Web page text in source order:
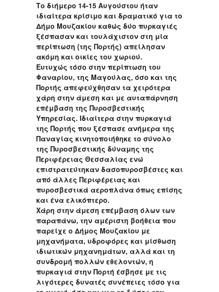
Το διήμερο 14-15 Αυγούστου ήταν
ιδιαίτερα κρίσιμο και δραματικό για το
Δήμο Μουζακίου καθώς δύο πυρκαγιές
ξέσπασαν και τουλάχιστον στη μία
περίπτωση (της Πορτής) απείλησαν
ακόμη και οικίες του χωριού.
Ευτυχώς τόσο στην περίπτωση του
Φαναρίου, της Μαγούλας, όσο και της
Πορτής απεφεύχθησαν τα χειρότερα
χάρη στην άμεση και με αυταπάρνηση
επέμβαση της Πυροσβεστικής
Υπηρεσίας. Ιδιαίτερα στην πυρκαγιά
της Πορτής που ξέσπασε ανήμερα της
Παναγίας κινητοποιήθηκε το σύνολο
της Πυροσβεστικής δύναμης της
Περιφέρειας Θεσσαλίας ενώ
επιστρατεύτηκαν δασοπυροσβέστες και
από άλλες Περιφέρειας και
πυροσβεστικά αεροπλάνα όπως επίσης
και ένα ελικόπτερο.
Χάρη στην άμεση επέμβαση όλων των
παραπάνω, την αμέριστη βοήθεια που
παρείχε ο Δήμος Μουζακίου με
μηχανήματα, υδροφόρες και μίσθωση
ιδιωτικών μηχανημάτων, αλλά και τη
συνδρομή πολλών εθελοντών, η
πυρκαγιά στην Πορτή έσβησε με τις
λιγότερες δυνατές συνέπειες τόσο για